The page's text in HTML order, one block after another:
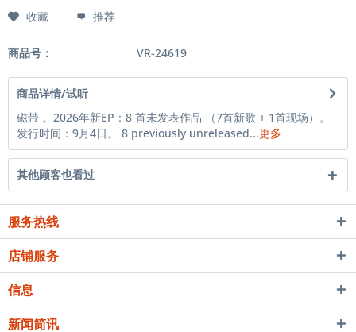
收藏 推荐
商品号： VR-24619
商品详情/试听
磁带 。2026年新EP：8 首未发表作品 （7首新歌 + 1首现场）。
发行时间：9月4日。 8 previously unreleased...更多
其他顾客也看过
服务热线
店铺服务
信息
新闻简讯